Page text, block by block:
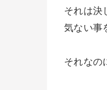
それは決
気ない事
それなの